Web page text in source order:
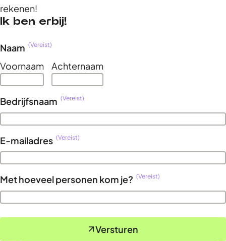
rekenen!
Aanmelden Webvriend Café
Ik ben erbij!
Naam (Vereist)
Voornaam Achternaam
Bedrijfsnaam (Vereist)
E-mailadres (Vereist)
Met hoeveel personen kom je? (Vereist)
Versturen